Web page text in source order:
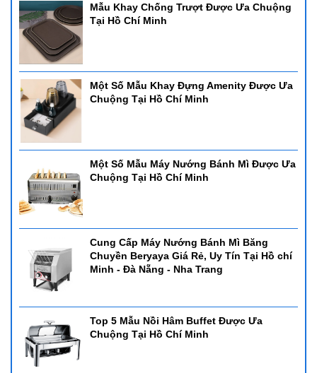
Mẫu Khay Chống Trượt Được Ưa Chuộng
Tại Hồ Chí Minh
Một Số Mẫu Khay Đựng Amenity Được Ưa
Chuộng Tại Hồ Chí Minh
Một Số Mẫu Máy Nướng Bánh Mì Được Ưa
Chuộng Tại Hồ Chí Minh
Cung Cấp Máy Nướng Bánh Mì Băng
Chuyền Beryaya Giá Rẻ, Uy Tín Tại Hồ chí
Minh - Đà Nẵng - Nha Trang
Top 5 Mẫu Nồi Hâm Buffet Được Ưa
Chuộng Tại Hồ Chí Minh